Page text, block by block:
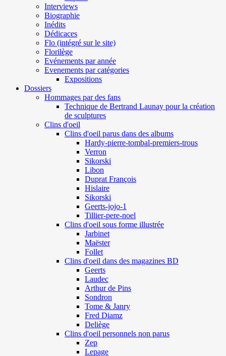
Interviews
Biographie
Inédits
Dédicaces
Flo (intégré sur le site)
Florilège
Evénements par année
Evenements par catégories
Expositions
Dossiers
Hommages par des fans
Technique de Bertrand Launay pour la création
de sculptures
Clins d'oeil
Clins d'oeil parus dans des albums
Hardy-pierre-tombal-premiers-trous
Verron
Sikorski
Libon
Duprat François
Hislaire
Sikorski
Geerts-jojo-1
Tillier-pere-noel
Clins d'oeil sous forme illustrée
Jarbinet
Maëster
Follet
Clins d'oeil dans des magazines BD
Geerts
Laudec
Arthur de Pins
Sondron
Tome & Janry
Fred Diamz
Deliège
Clins d'oeil personnels non parus
Zep
Lepage